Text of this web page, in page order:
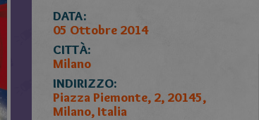
DATA:
05 Ottobre 2014
CITTÀ:
Milano
INDIRIZZO:
Piazza Piemonte, 2, 20145,
Milano, Italia